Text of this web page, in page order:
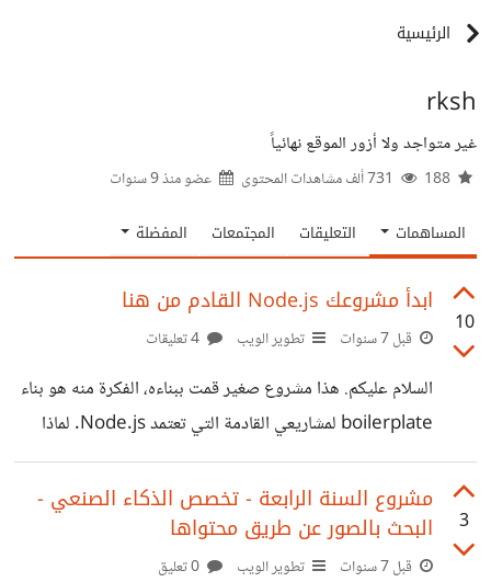
الرئيسية
rksh
غير متواجد ولا أزور الموقع نهائياً
عضو منذ9 سنوات
المساهمات التعليقات المجتمعات المفضلة
10
ابدأ مشروعك Node.js القادم من هنا
قبل 7 سنوات تطوير الويب
السلام عليكم. هذا مشروع صغير قمت ببناءه، الفكرة منه هو بناء
boilerplate لمشاريعي القادمة التي تعتمد Node.js. لماذا
ستعتمد مشروعاتك القادمة عليه ؟ لان فيه الميزات التالية: 1.
هيكلية مشروع قابلة للتوسعة Scalable folder structure
3
مشروع السنة الرابعة - تخصص الذكاء الصنعي -
البحث بالصور عن طريق محتواها
قبل 7 سنوات تطوير الويب